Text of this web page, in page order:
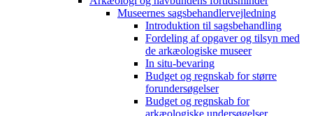
Museernes sagsbehandlervejledning
Introduktion til sagsbehandling
Fordeling af opgaver og tilsyn med
de arkæologiske museer
In situ-bevaring
Budget og regnskab for større
forundersøgelser
Budget og regnskab for
arkæologiske undersøgelser